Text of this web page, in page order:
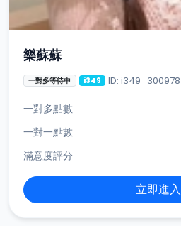
樂蘇蘇
一對多等待中 i349 ID: i349_300978
一對多點數
一對一點數
滿意度評分
立即進入